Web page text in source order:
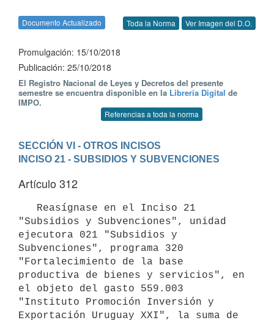
Documento Actualizado Toda la Norma Ver Imagen del D.O.
Promulgación: 15/10/2018
Publicación: 25/10/2018
El Registro Nacional de Leyes y Decretos del presente
semestre se encuentra disponible en la Librería Digital de
IMPO.
Referencias a toda la norma
SECCIÓN VI - OTROS INCISOS
INCISO 21 - SUBSIDIOS Y SUBVENCIONES
Artículo 312
"Subsidios y Subvenciones", unidad
ejecutora 021 "Subsidios y
Subvenciones", programa 320
"Fortalecimiento de la base
productiva de bienes y servicios", en
el objeto del gasto 559.003
"Instituto Promoción Inversión y
Exportación Uruguay XXI", la suma de